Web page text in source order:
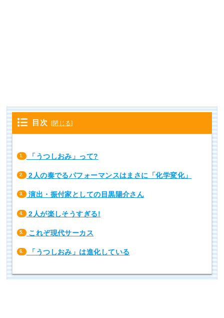
目次 [閉じる]
1. 「うつしおみ」って?
2. 2人の奏でるパフォーマンスはまさに「化学変化」
3. 演出・振付家としての目黒陽介さん
4. 2人が楽しそうすぎる!
5. これぞ現代サーカス
6. 「うつしおみ」は進化している